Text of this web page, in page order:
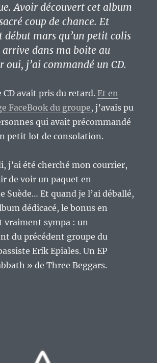
Avoir découvert cet album
coup de chance. Et
début mars qu’un petit colis
arrive dans ma boite au
oui, j’ai commandé un CD.
CD avait pris du retard.Et en
FaceBook du groupe, j’avais pu
qui avait précommandé
petit lot de consolation.
j’ai été cherché mon courrier,
de voir un paquet en
Suède… Et quand je l’ai déballé,
dédicacé, le bonus en
vraiment sympa : un
du précédent groupe du
Erik Epiales. Un EP
» de Three Beggars.